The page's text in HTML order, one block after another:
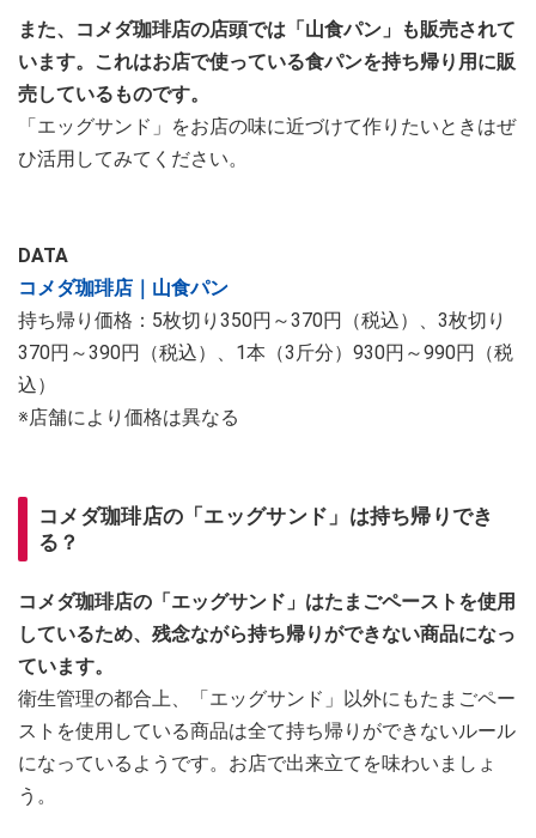
また、コメダ珈琲店の店頭では「山食パン」も販売されて
います。これはお店で使っている食パンを持ち帰り用に販
売しているものです。
「エッグサンド」をお店の味に近づけて作りたいときはぜ
ひ活用してみてください。
DATA
コメダ珈琲店｜山食パン
持ち帰り価格：5枚切り350円～370円（税込）、3枚切り
370円～390円（税込）、1本（3斤分）930円～990円（税
込）
※店舗により価格は異なる
コメダ珈琲店の「エッグサンド」は持ち帰りでき
る？
コメダ珈琲店の「エッグサンド」はたまごペーストを使用
しているため、残念ながら持ち帰りができない商品になっ
ています。
衛生管理の都合上、「エッグサンド」以外にもたまごペー
ストを使用している商品は全て持ち帰りができないルール
になっているようです。お店で出来立てを味わいましょ
う。